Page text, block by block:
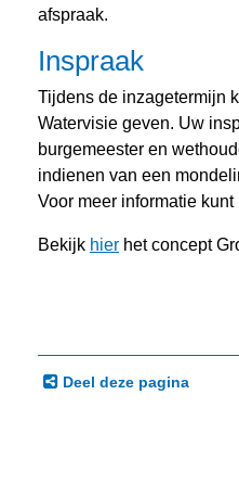
afspraak.
Inspraak
Tijdens de inzagetermijn
Watervisie geven. Uw
burgemeester en
indienen van een
Voor meer informatie
Bekijk hier het concept
Deel deze pagina